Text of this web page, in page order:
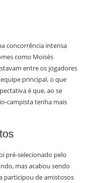
concorrência intensa
como Moisés
entre os jogadores
principal, o que
é que, ao se
campista tenha mais
pré-selecionado pelo
mas acabou sendo
participou de amistosos